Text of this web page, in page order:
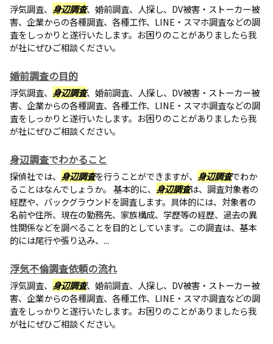
浮気調査、 身辺調査、婚前調査、人探し、DV被害・ストーカー被
害、企業からの各種調査、各種工作、LINE・スマホ調査などの調
査をしっかりと遂行いたします。お困りのことがありましたら我
が社にぜひご相談ください。
婚前調査の目的
浮気調査、 身辺調査、婚前調査、人探し、DV被害・ストーカー被
害、企業からの各種調査、各種工作、LINE・スマホ調査などの調
査をしっかりと遂行いたします。お困りのことがありましたら我
が社にぜひご相談ください。
身辺調査でわかること
探偵社では、 身辺調査を行うことができますが、 身辺調査でわか
ることはなんでしょうか。 基本的に、 身辺調査は、調査対象者の
経歴や、バックグラウンドを調査します。具体的には、対象者の
名前や住所、現在の勤務先、家族構成、学歴等の経歴、過去の異
性関係などを調べることを目的としています。この調査は、基本
的には尾行や張り込み、...
浮気不倫調査依頼の流れ
浮気調査、 身辺調査、婚前調査、人探し、DV被害・ストーカー被
害、企業からの各種調査、各種工作、LINE・スマホ調査などの調
査をしっかりと遂行いたします。お困りのことがありましたら我
が社にぜひご相談ください。